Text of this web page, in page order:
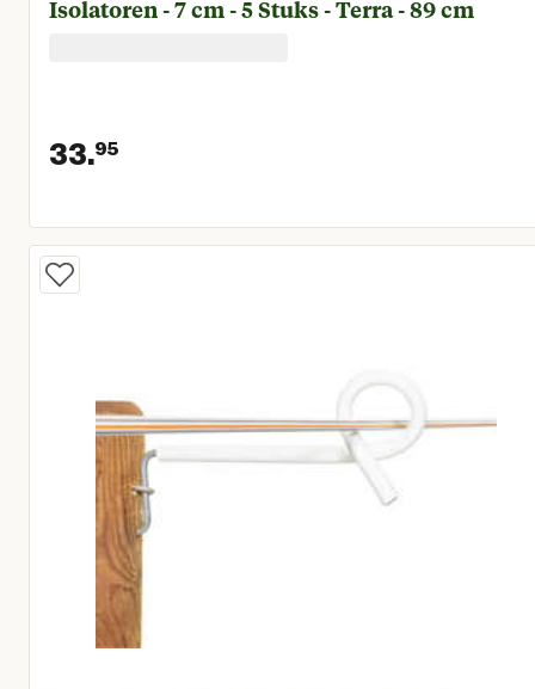
Isolatoren - 7 cm - 5 Stuks - Terra - 89 cm
33.95
Huidige prijs € 33,95